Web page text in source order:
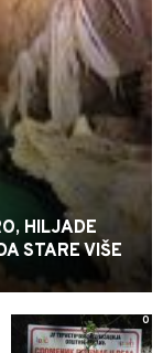
HILJADE
STARE VIŠE
0